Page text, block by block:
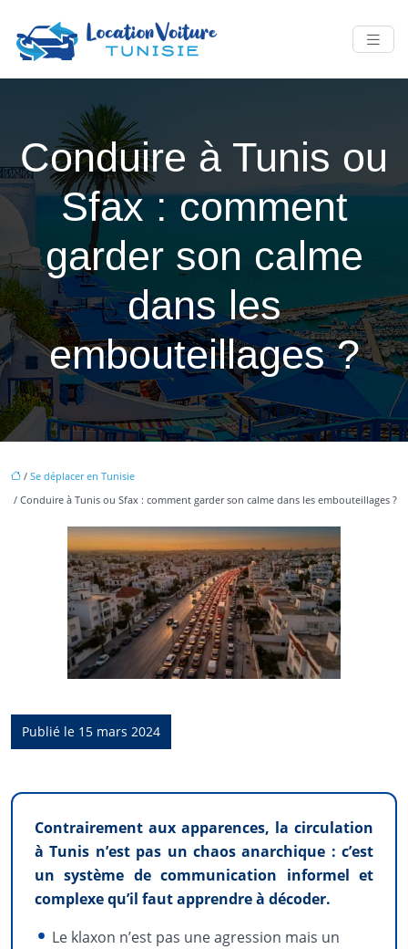
Conduire à Tunis ou
Sfax : comment
garder son calme
dans les
embouteillages ?
/ Se déplacer en Tunisie
/ Conduire à Tunis ou Sfax : comment garder son calme dans les embouteillages ?
Publié le 15 mars 2024
Contrairement aux apparences, la circulation
à Tunis n’est pas un chaos anarchique : c’est
un système de communication informel et
complexe qu’il faut apprendre à décoder.
Le klaxon n’est pas une agression mais un